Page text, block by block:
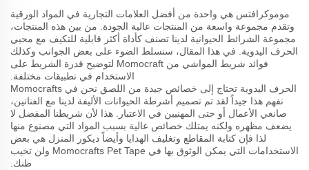
موموكرافتس هي واحدة من أفضل العلامات التجارية في المواد الورقية
وتقدم مجموعة واسعة من المنتجات عالية الجودة. من بين هذه المنتجات،
مجموعة الشرائط الحيوانية لدينا تصنف كأداة أكثر قابلية للتكيف مع محبي
الحرف اليدوية. في هذا المقال، سنسلط الضوء على بعض الجوانب وكذلك
فوائد شريط المواشي من Momocraft لتوضيح قدرة الشريط على
الاستخدام في تطبيقات مختلفة.
الحرف اليدوية تحتاج إلى خصائص جيدة من اللصق نحن في Momocrafts
نفهم هذا جيداً لقد تم تصميم أشرطة الحيوانات الأليفة لدينا مع الفنانين،
صانعي الأعمال أو حتى المهنيين في الاعتبار. هذا لأن شريطنا المفضل لا
يضعف مظهره ولكنه يمتلك خصائص عالية بسبب المواد التي مصنوع منها
لذا فإن كتابة المقاطع وتغليف الهدايا وأيضاً ديكور المنزل هي بعض
الاستخدامات التي يمكن الوثوق بها في Momocrafts Pet Tape ولن تخيب
ظنك.